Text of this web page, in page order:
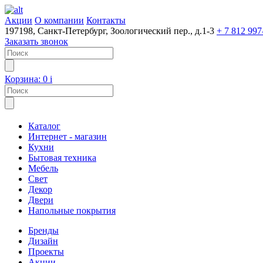
Акции О компании Контакты
197198, Санкт-Петербург, Зоологический пер., д.1-3 + 7 812
Заказать звонок
Корзина: 0 i
Каталог
Интернет - магазин
Кухни
Бытовая техника
Мебель
Свет
Декор
Двери
Напольные покрытия
Бренды
Дизайн
Проекты